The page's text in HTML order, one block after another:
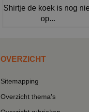
Shirtje de koek is nog
op...
OVERZICHT
Sitemapping
Overzicht thema's